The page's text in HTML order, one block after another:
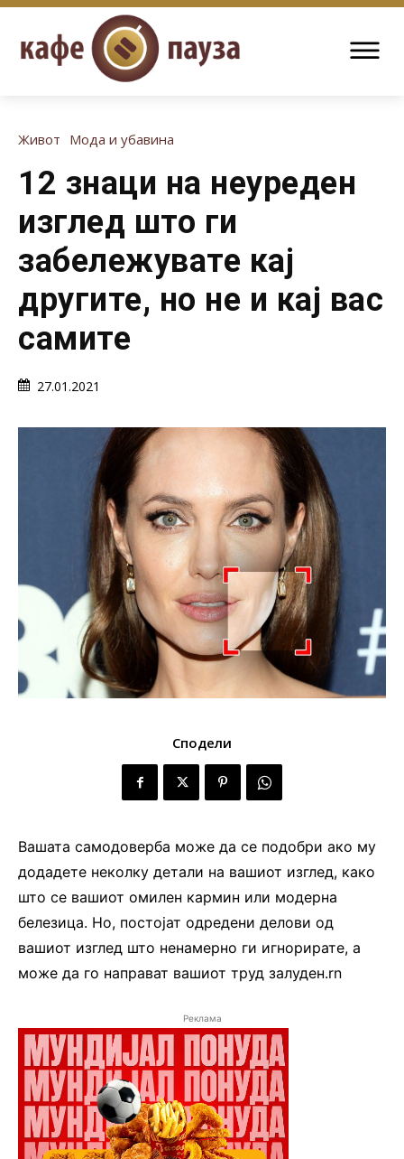
Живот Мода и убавина
12 знаци на неуреден
изглед што ги
забележувате кај
другите, но не и кај вас
самите
27.01.2021
Сподели
Вашата самодоверба може да се подобри ако му
додадете неколку детали на вашиот изглед, како
што се вашиот омилен кармин или модерна
белезица. Но, постојат одредени делови од
вашиот изглед што ненамерно ги игнорирате, а
може да го направат вашиот труд залуден.rn
Реклама